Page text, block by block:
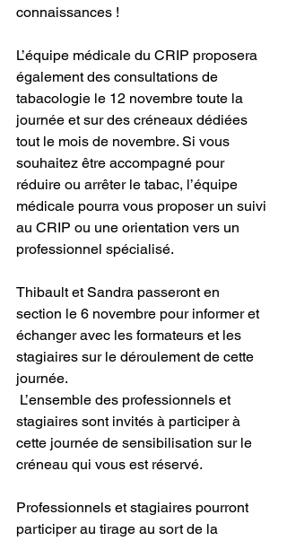
connaissances !
L’équipe médicale du CRIP proposera
également des consultations de
tabacologie le 12 novembre toute la
journée et sur des créneaux dédiées
tout le mois de novembre. Si vous
souhaitez être accompagné pour
réduire ou arrêter le tabac, l’équipe
médicale pourra vous proposer un suivi
au CRIP ou une orientation vers un
professionnel spécialisé.
Thibault et Sandra passeront en
section le 6 novembre pour informer et
échanger avec les formateurs et les
stagiaires sur le déroulement de cette
journée.
L’ensemble des professionnels et
stagiaires sont invités à participer à
cette journée de sensibilisation sur le
créneau qui vous est réservé.
Professionnels et stagiaires pourront
participer au tirage au sort de la